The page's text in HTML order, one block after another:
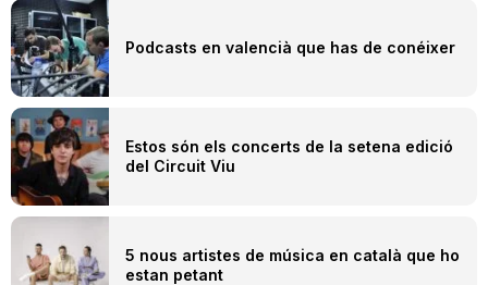
Podcasts en valencià que has de conéixer
Estos són els concerts de la setena edició
del Circuit Viu
5 nous artistes de música en català que ho
estan petant